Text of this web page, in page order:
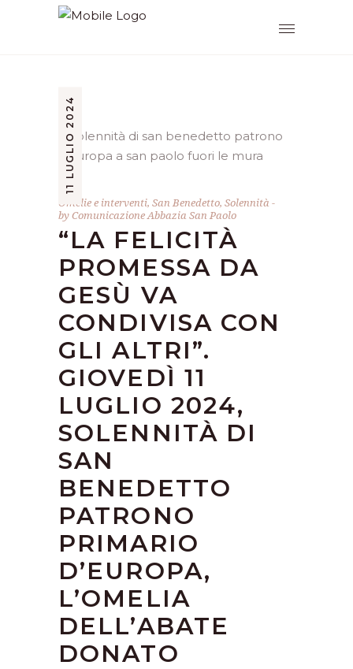
11 LUGLIO 2024
Omelie e interventi, San Benedetto, Solennità
byComunicazione Abbazia San Paolo
“LA FELICITÀ
PROMESSA DA
GESÙ VA
CONDIVISA CON
GLI ALTRI”.
GIOVEDÌ 11
LUGLIO 2024,
SOLENNITÀ DI
SAN
BENEDETTO
PATRONO
PRIMARIO
D’EUROPA,
L’OMELIA
DELL’ABATE
DONATO